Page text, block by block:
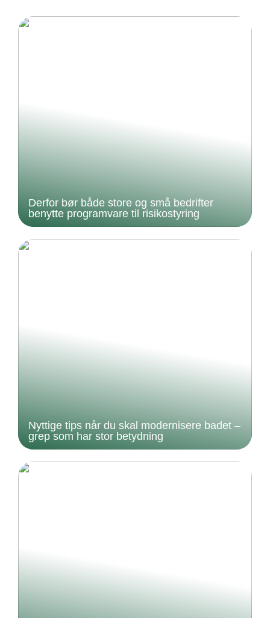
Derfor bør både store og små bedrifter
benytte programvare til risikostyring
Nyttige tips når du skal modernisere badet –
grep som har stor betydning